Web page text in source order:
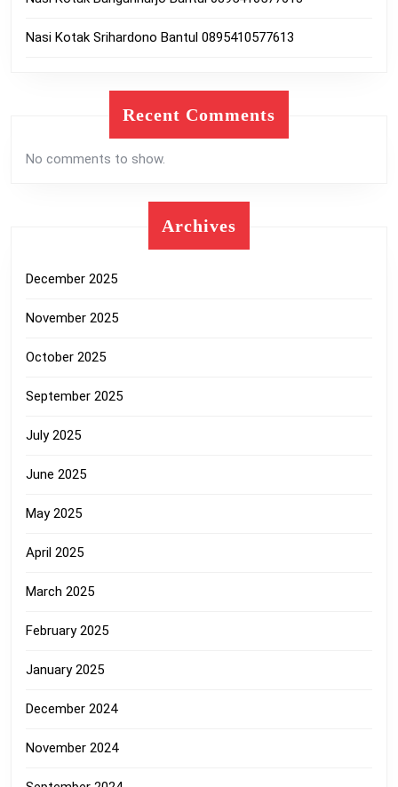
Nasi Kotak Srihardono Bantul 0895410577613
Recent Comments
No comments to show.
Archives
December 2025
November 2025
October 2025
September 2025
July 2025
June 2025
May 2025
April 2025
March 2025
February 2025
January 2025
December 2024
November 2024